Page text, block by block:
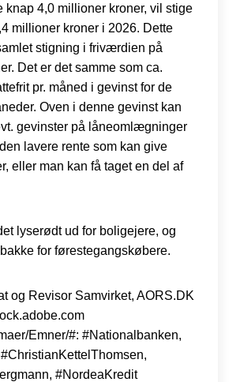
knap 4,0 millioner kroner, vil stige
millioner kroner i 2026. Dette
stigning i friværdien på
Det er det samme som ca.
pr. måned i gevinst for de
Oven i denne gevinst kan
gevinster på låneomlægninger
lavere rente som kan give
eller man kan få taget en del af
lyserødt ud for boligejere, og
for førestegangskøbere.
og Revisor Samvirket, AORS.DK
Emner/#: #Nationalbanken,
#NordeaKredit